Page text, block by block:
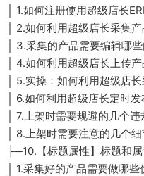
│ 1.如何注册使用超级店长
│ 2.如何利用超级店长采集
│ 3.采集的产品需要编辑哪
│ 4.如何利用超级店长上传
│ 5.实操：如何利用超级店
│ 6.如何利用超级店长定时
│ 7.上架时需要规避的几个
│ 8.上架时需要注意的几个
├─10.【标题属性】标题和
│ 1.采集好的产品需要做哪